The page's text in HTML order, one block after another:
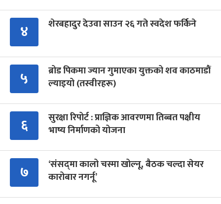
४ शेरबहादुर देउवा साउन २६ गते स्वदेश फर्किने
५
ब्रोड पिकमा ज्यान गुमाएका युक्तको शव काठमाडौं
ल्याइयो (तस्वीरहरू)
६
सुरक्षा रिपोर्ट : प्राज्ञिक आवरणमा तिब्बत पक्षीय
भाष्य निर्माणको योजना
७
‘संसद्‍मा कालो चस्मा खोल्नू, बैठक चल्दा सेयर
कारोबार नगर्नू’